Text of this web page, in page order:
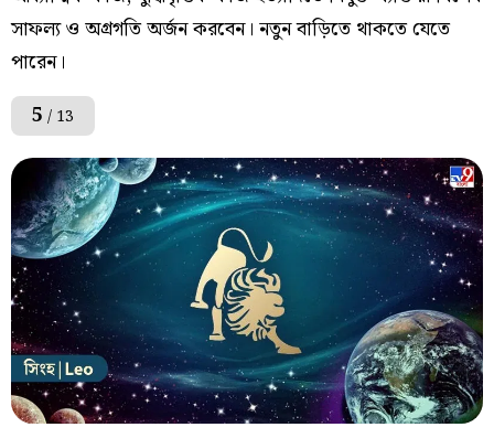
সাফল্য ও অগ্রগতি অর্জন করবেন। নতুন বাড়িতে থাকতে যেতে
পারেন।
5 / 13